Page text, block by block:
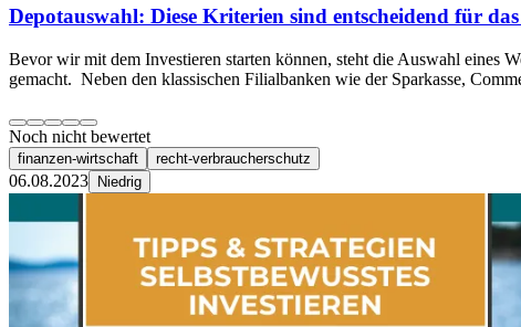
Depotauswahl: Diese Kriterien sind entscheidend für das
Bevor wir mit dem Investieren starten können, steht die Auswahl eines
gemacht. Neben den klassischen Filialbanken wie der Sparkasse,
Noch nicht bewertet
finanzen-wirtschaft recht-verbraucherschutz
06.08.2023 Niedrig